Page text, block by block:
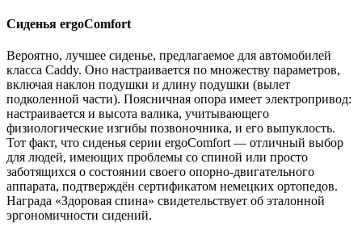
Сиденья ergoComfort
Вероятно, лучшее сиденье, предлагаемое для автомобилей
класса Caddy. Оно настраивается по множеству параметров,
включая наклон подушки и длину подушки (вылет
подколенной части). Поясничная опора имеет электропривод:
настраивается и высота валика, учитывающего
физиологические изгибы позвоночника, и его выпуклость.
Тот факт, что сиденья серии ergoComfort — отличный выбор
для людей, имеющих проблемы со спиной или просто
заботящихся о состоянии своего опорно-двигательного
аппарата, подтверждён сертификатом немецких ортопедов.
Награда «Здоровая спина» свидетельствует об эталонной
эргономичности сидений.